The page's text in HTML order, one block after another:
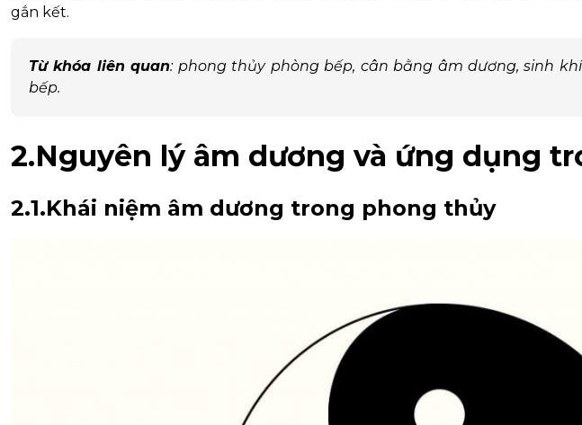
gắn kết.
Từ khóa liên quan: phong thủy phòng bếp, cân bằng âm dương, sinh
bếp.
2.Nguyên lý âm dương và ứng dụng
2.1.Khái niệm âm dương trong phong thủy